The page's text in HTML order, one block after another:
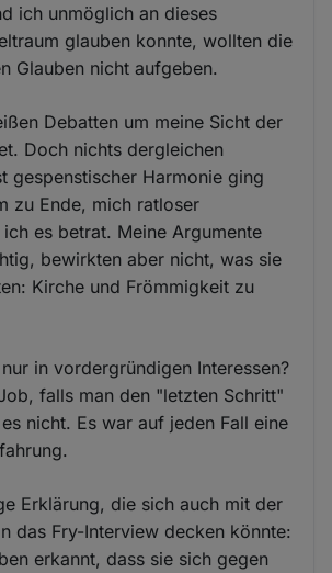
ich unmöglich an dieses
glauben konnte, wollten die
Glauben nicht aufgeben.
Debatten um meine Sicht der
Doch nichts dergleichen
gespenstischer Harmonie ging
zu Ende, mich ratloser
es betrat. Meine Argumente
bewirkten aber nicht, was sie
Kirche und Frömmigkeit zu
in vordergründigen Interessen?
falls man den "letzten Schritt"
nicht. Es war auf jeden Fall eine
Erklärung, die sich auch mit der
das Fry-Interview decken könnte:
erkannt, dass sie sich gegen